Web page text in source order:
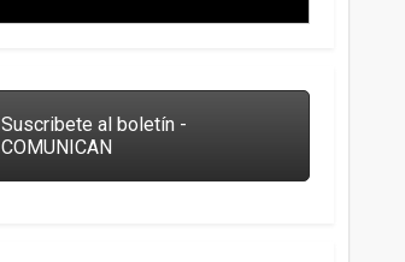
Suscribete al boletín -
COMUNICAN